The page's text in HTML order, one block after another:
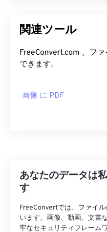
関連ツール
FreeConvert.com 、フ
できます。
画像 に PDF
あなたのデータは
す
FreeConvertでは、ファイ
います。画像、動画、文書
牢なセキュリティフレーム